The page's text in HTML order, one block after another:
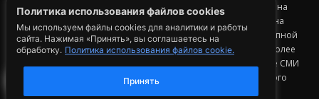
Политика использования файлов cookies
Мы используем файлы cookies для аналитики и работы
сайта. Нажимая «Принять», вы соглашаетесь на
обработку. Политика использования файлов cookie.
Принять
публикации с обязательным размещением гиперссылки на
страницу заимствования материала. Гиперссылка должна
размещаться в тексте цитируемого материала и быть доступной
для индексации поисковыми системами. Заимствование более
50% общего объема материала, опубликованного на сайте СМИ
«Пульс Хакасии», возможно исключительно с письменного